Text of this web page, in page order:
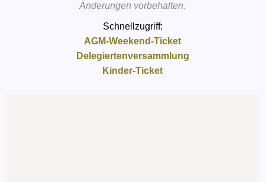
Änderungen vorbehalten.
Schnellzugriff:
AGM-Weekend-Ticket
Delegiertenversammlung
Kinder-Ticket